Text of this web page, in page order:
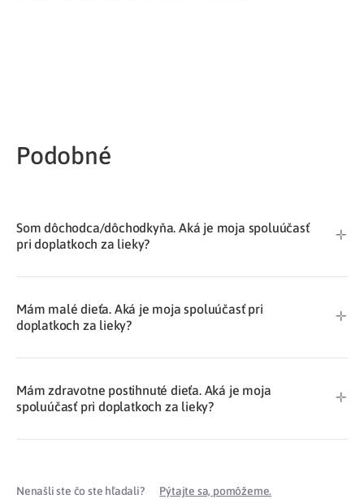
Podobné​
Som dôchodca/dôchodkyňa. Aká je moja spoluúčasť
pri doplatkoch za lieky?
Mám malé dieťa. Aká je moja spoluúčasť pri
doplatkoch za lieky?
Mám zdravotne postihnuté dieťa. Aká je moja
spoluúčasť pri doplatkoch za lieky?
Nenašli ste čo ste hľadali? Pýtajte sa, pomôžeme.